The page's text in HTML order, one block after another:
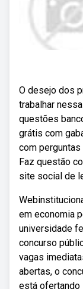
O desejo dos
trabalhar
questões
grátis com
com
Faz questão
site social de
em economia
universidade
concurso
vagas
abertas, o
está ofertando